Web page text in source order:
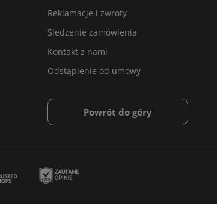
Reklamacje i zwroty
Śledzenie zamówienia
Kontakt z nami
Odstąpienie od umowy
Powrót do góry